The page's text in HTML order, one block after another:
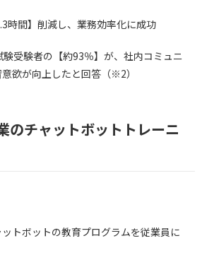
時間】削減し、業務効率化に成功
受験者の【約93％】が、社内コミュニ
欲が向上したと回答（※2）
のチャットボットトレーニ
トボットの教育プログラムを従業員に